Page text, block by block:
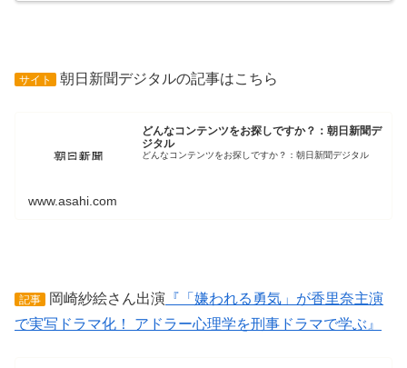
サイト 朝日新聞デジタルの記事はこちら
どんなコンテンツをお探しですか？：朝日新聞デ
ジタル
どんなコンテンツをお探しですか？：朝日新聞デジタル
www.asahi.com
記事 岡崎紗絵さん出演 『「嫌われる勇気」が香里奈主演
で実写ドラマ化！ アドラー心理学を刑事ドラマで学ぶ』